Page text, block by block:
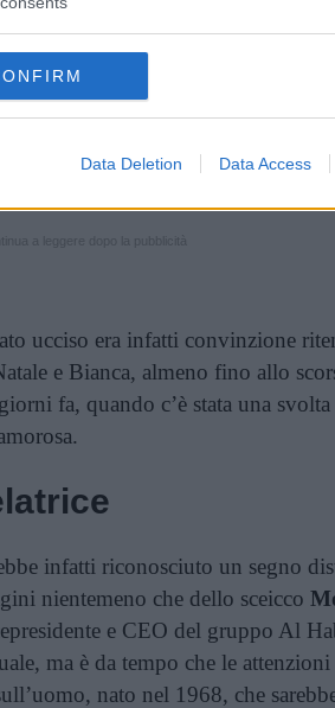
Data Deletion Data Access
provincia di Lecce. Per la sua
hanno portato a un unico indagato,
salire il bambino sulla sua moto
, un ex barbiere, oggi
di persona e, fino a poco tempo,
ucciso era infatti convinzione
e Bianca, almeno fino allo
fa, quando c’è stata una svolta
infatti riconosciuto un segno
nientemeno che dello sceicco
e CEO del gruppo Al
ma è da tempo che le attenzioni
nato nel 1968, che